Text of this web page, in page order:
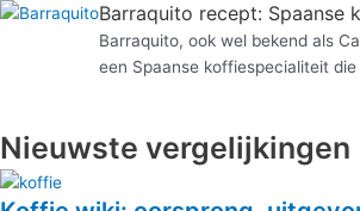
Barraquito recept: Spaanse
Barraquito, ook wel bekend als
een Spaanse koffiespecialiteit
Nieuwste vergelijkingen